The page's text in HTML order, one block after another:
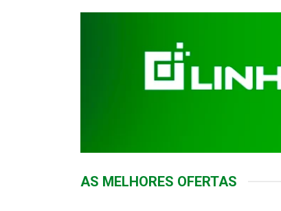
AS MELHORES OFERTAS